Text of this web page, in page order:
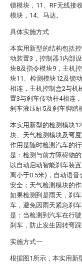
锁模块，11、RF无线接
模块，14、马达。
具体实施方式
本实用新型的结构包括
动装置3，控制器1内部
块8及指令模块9，主机
块11、检测模块12及锁
相连，主机控制盒2与机
置3与刹车传动杆4相连
刹车液压缸5及刹车脚踏
本实用新型的检测模块
块、天气检测模块及弯
作用是随时检测汽车的
是：检测与前方障碍物
以自动启动智能刹车装
离小于0.5米)，自动语
安全；天气检测模块的
如果检测到是雨天，刹
车，避免因雨天紧急刹
是：当检测到汽车在行
刹车，防止发生因转弯
实施方式一
根据图1所示，本实用新